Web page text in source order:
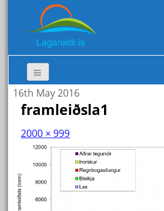
16th May 2016
framleiðsla1
2000 × 999